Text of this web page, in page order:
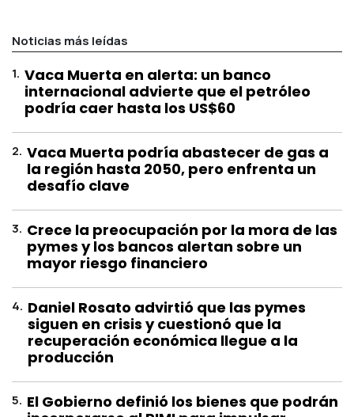
Noticias más leídas
1. Vaca Muerta en alerta: un banco
internacional advierte que el petróleo
podría caer hasta los US$60
2. Vaca Muerta podría abastecer de gas a
la región hasta 2050, pero enfrenta un
desafío clave
3. Crece la preocupación por la mora de las
pymes y los bancos alertan sobre un
mayor riesgo financiero
4. Daniel Rosato advirtió que las pymes
siguen en crisis y cuestionó que la
recuperación económica llegue a la
producción
5. El Gobierno definió los bienes que podrán